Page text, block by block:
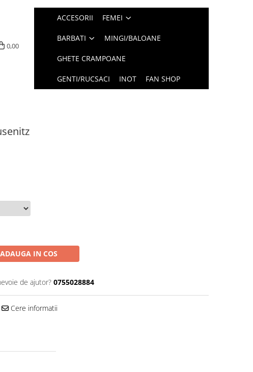
0,00
ACCESORII FEMEI
BARBATI MINGI/BALOANE
GHETE CRAMPOANE
GENTI/RUCSACI INOT FAN SHOP
ADAUGA IN COS
de ajutor? 0755028884
Cere informatii